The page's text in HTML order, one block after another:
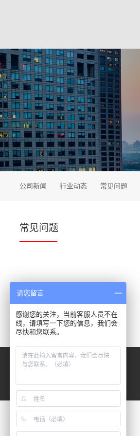
公司新闻 行业动态 常见问题
常见问题
请您留言
感谢您的关注，当前客服人员不在
线，请填写一下您的信息，我们会
尽快和您联系。